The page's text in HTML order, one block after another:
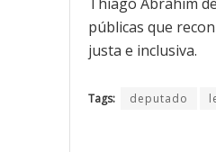
públicas que
justa e inclusiva.
Tags: deputado